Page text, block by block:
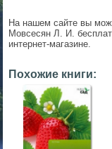
На нашем сайте вы
Мовсесян Л. И.
интернет-магазине.
Похожие книги:
▼
▼